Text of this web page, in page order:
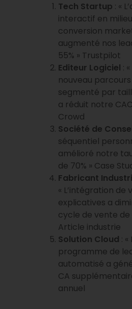
Tech Startup : «
interactif en
conversion
augmenté nos
55% » Trustpilot
Editeur Logiciel :
nouveau
segmenté par
a réduit notre
Crowd
Société de
séquentiel
amélioré notre
de 70% » Case
Fabricant
« L’intégration de
explicatives a
cycle de vente de
Article industrie
Solution Cloud :
programme de
automatisé a
CA
annuel